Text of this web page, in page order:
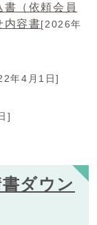
（依頼会員
内容書[2026年
年4月1日]
]
ダウン